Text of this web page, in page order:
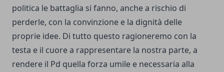
politica le battaglia si fanno, anche a rischio di
perderle, con la convinzione e la dignità delle
proprie idee. Di tutto questo ragioneremo con la
testa e il cuore a rappresentare la nostra parte, a
rendere il Pd quella forza umile e necessaria alla